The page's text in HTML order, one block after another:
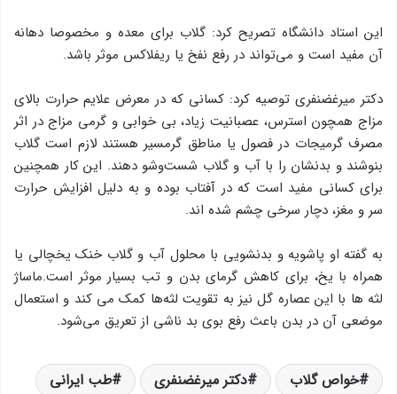
این استاد دانشگاه تصریح کرد: گلاب برای معده و مخصوصا دهانه
آن مفید است و می‌تواند در رفع نفخ یا ریفلاکس موثر باشد.
دکتر میرغضنفری توصیه کرد: کسانی که در معرض علایم حرارت بالای
مزاج همچون استرس، عصبانیت زیاد، بی خوابی و گرمی مزاج در اثر
مصرف گرمیجات در فصول یا مناطق گرمسیر هستند لازم است گلاب
بنوشند و بدنشان را با آب و گلاب شست‌وشو دهند. این کار همچنین
برای کسانی مفید است که در آفتاب بوده و به دلیل افزایش حرارت
سر و مغز، دچار سرخی چشم شده اند.
به گفته او پاشویه و بدنشویی با محلول آب و گلاب خنک یخچالی یا
همراه با یخ، برای کاهش گرمای بدن و تب بسیار موثر است.ماساژ
لثه ها با این عصاره گل نیز به تقویت لثه‌ها کمک می کند و استعمال
موضعی آن در بدن باعث رفع بوی بد ناشی از تعریق می‌شود.
خواص گلاب دکتر میرغضنفری طب ایرانی